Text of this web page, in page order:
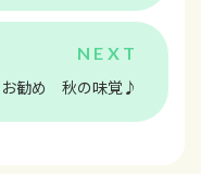
お勧め 秋の味覚♪